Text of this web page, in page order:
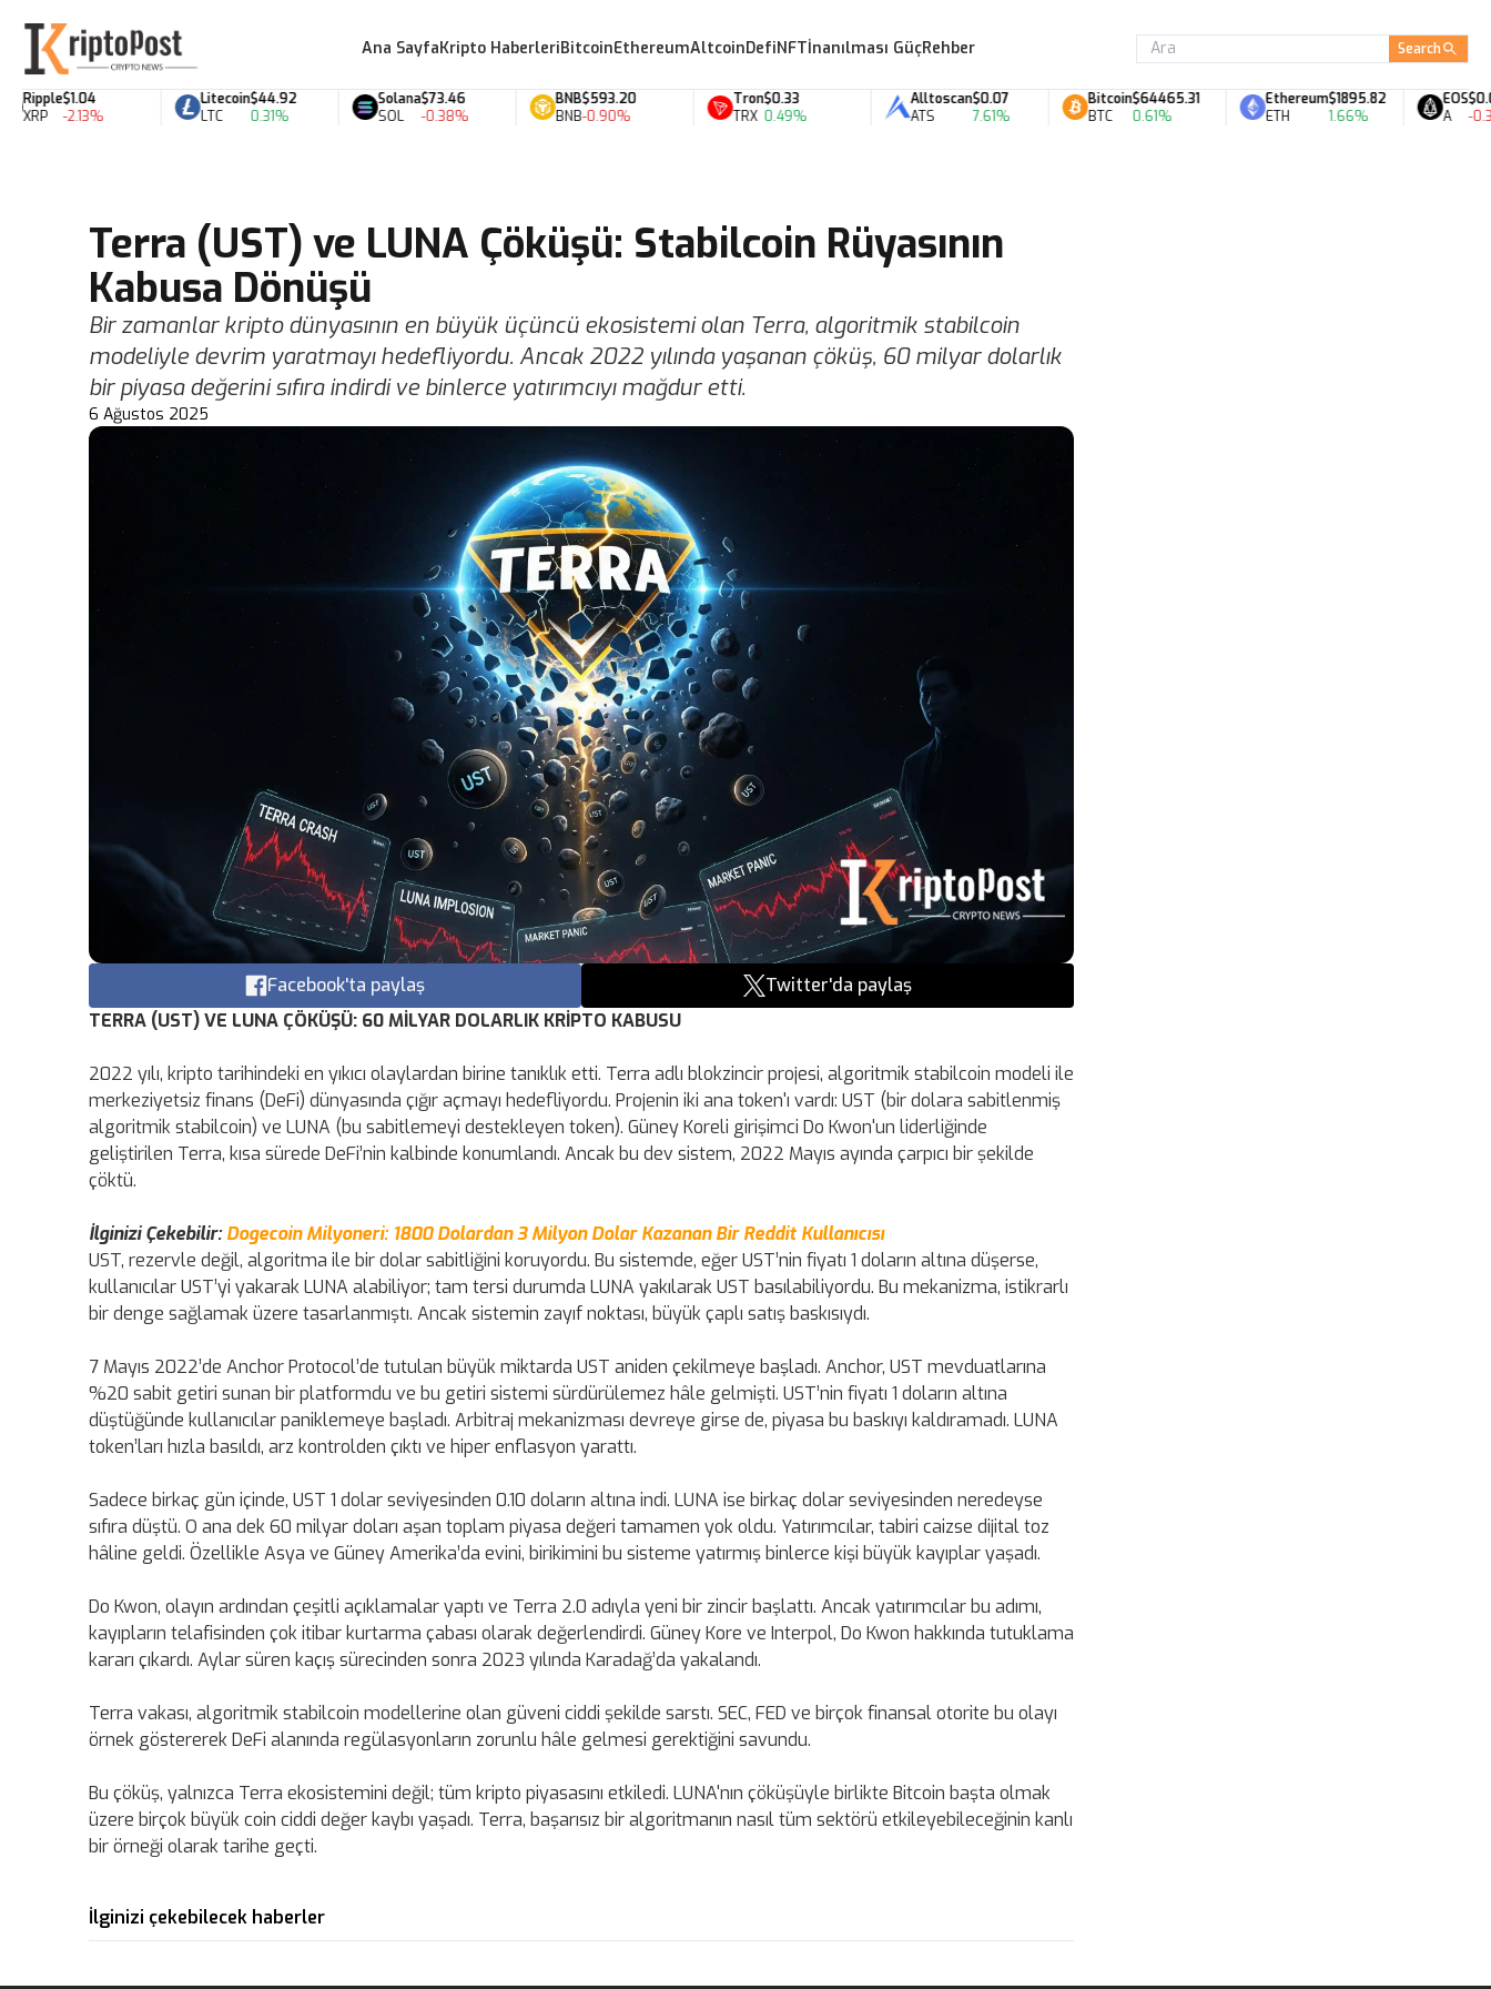
Ana SayfaKripto HaberleriBitcoinEthereumAltcoinDefiNFTİnanılması GüçRehber Search
Ripple
XRP
$1.04
-2.13%
Litecoin
LTC
$44.92
0.31%
Solana
SOL
$73.46
-0.38%
BNB
BNB
$593.20
-0.90%
Tron
TRX
$0.33
0.49%
Alltoscan
ATS
$0.07
7.61%
Bitcoin
BTC
$64465.31
0.61%
Ethereum
ETH
$1895.82
1.66%
EOS
A
$0.06
-0.34%
Terra (UST) ve LUNA Çöküşü: Stabilcoin Rüyasının
Kabusa Dönüşü
Bir zamanlar kripto dünyasının en büyük üçüncü ekosistemi olan Terra, algoritmik stabilcoin
modeliyle devrim yaratmayı hedefliyordu. Ancak 2022 yılında yaşanan çöküş, 60 milyar dolarlık
bir piyasa değerini sıfıra indirdi ve binlerce yatırımcıyı mağdur etti.
6 Ağustos 2025
Facebook'ta paylaş
Twitter'da paylaş
TERRA (UST) VE LUNA ÇÖKÜŞÜ: 60 MİLYAR DOLARLIK KRİPTO KABUSU
2022 yılı, kripto tarihindeki en yıkıcı olaylardan birine tanıklık etti. Terra adlı blokzincir projesi, algoritmik stabilcoin modeli ile
merkeziyetsiz finans (DeFi) dünyasında çığır açmayı hedefliyordu. Projenin iki ana token'ı vardı: UST (bir dolara sabitlenmiş
algoritmik stabilcoin) ve LUNA (bu sabitlemeyi destekleyen token). Güney Koreli girişimci Do Kwon'un liderliğinde
geliştirilen Terra, kısa sürede DeFi’nin kalbinde konumlandı. Ancak bu dev sistem, 2022 Mayıs ayında çarpıcı bir şekilde
çöktü.
İlginizi Çekebilir:Dogecoin Milyoneri: 1800 Dolardan 3 Milyon Dolar Kazanan Bir Reddit Kullanıcısı
UST, rezervle değil, algoritma ile bir dolar sabitliğini koruyordu. Bu sistemde, eğer UST’nin fiyatı 1 doların altına düşerse,
kullanıcılar UST’yi yakarak LUNA alabiliyor; tam tersi durumda LUNA yakılarak UST basılabiliyordu. Bu mekanizma, istikrarlı
bir denge sağlamak üzere tasarlanmıştı. Ancak sistemin zayıf noktası, büyük çaplı satış baskısıydı.
7 Mayıs 2022’de Anchor Protocol’de tutulan büyük miktarda UST aniden çekilmeye başladı. Anchor, UST mevduatlarına
%20 sabit getiri sunan bir platformdu ve bu getiri sistemi sürdürülemez hâle gelmişti. UST’nin fiyatı 1 doların altına
düştüğünde kullanıcılar paniklemeye başladı. Arbitraj mekanizması devreye girse de, piyasa bu baskıyı kaldıramadı. LUNA
token’ları hızla basıldı, arz kontrolden çıktı ve hiper enflasyon yarattı.
Sadece birkaç gün içinde, UST 1 dolar seviyesinden 0.10 doların altına indi. LUNA ise birkaç dolar seviyesinden neredeyse
sıfıra düştü. O ana dek 60 milyar doları aşan toplam piyasa değeri tamamen yok oldu. Yatırımcılar, tabiri caizse dijital toz
hâline geldi. Özellikle Asya ve Güney Amerika’da evini, birikimini bu sisteme yatırmış binlerce kişi büyük kayıplar yaşadı.
Do Kwon, olayın ardından çeşitli açıklamalar yaptı ve Terra 2.0 adıyla yeni bir zincir başlattı. Ancak yatırımcılar bu adımı,
kayıpların telafisinden çok itibar kurtarma çabası olarak değerlendirdi. Güney Kore ve Interpol, Do Kwon hakkında tutuklama
kararı çıkardı. Aylar süren kaçış sürecinden sonra 2023 yılında Karadağ’da yakalandı.
Terra vakası, algoritmik stabilcoin modellerine olan güveni ciddi şekilde sarstı. SEC, FED ve birçok finansal otorite bu olayı
örnek göstererek DeFi alanında regülasyonların zorunlu hâle gelmesi gerektiğini savundu.
Bu çöküş, yalnızca Terra ekosistemini değil; tüm kripto piyasasını etkiledi. LUNA'nın çöküşüyle birlikte Bitcoin başta olmak
üzere birçok büyük coin ciddi değer kaybı yaşadı. Terra, başarısız bir algoritmanın nasıl tüm sektörü etkileyebileceğinin kanlı
bir örneği olarak tarihe geçti.
İlginizi çekebilecek haberler